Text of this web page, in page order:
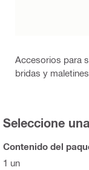
Accesorios para
bridas y
Seleccione
Contenido del
1 un